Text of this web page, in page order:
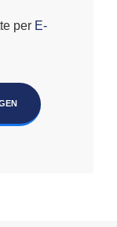
per E-